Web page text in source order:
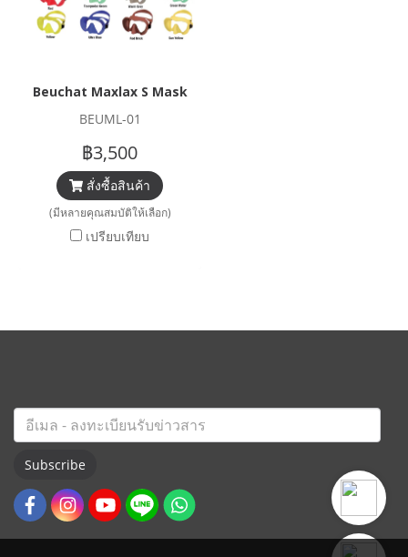
Beuchat Maxlax S Mask
BEUML-01
฿3,500
สั่งซื้อสินค้า
(มีหลายคุณสมบัติให้เลือก)
เปรียบเทียบ
Subscribe